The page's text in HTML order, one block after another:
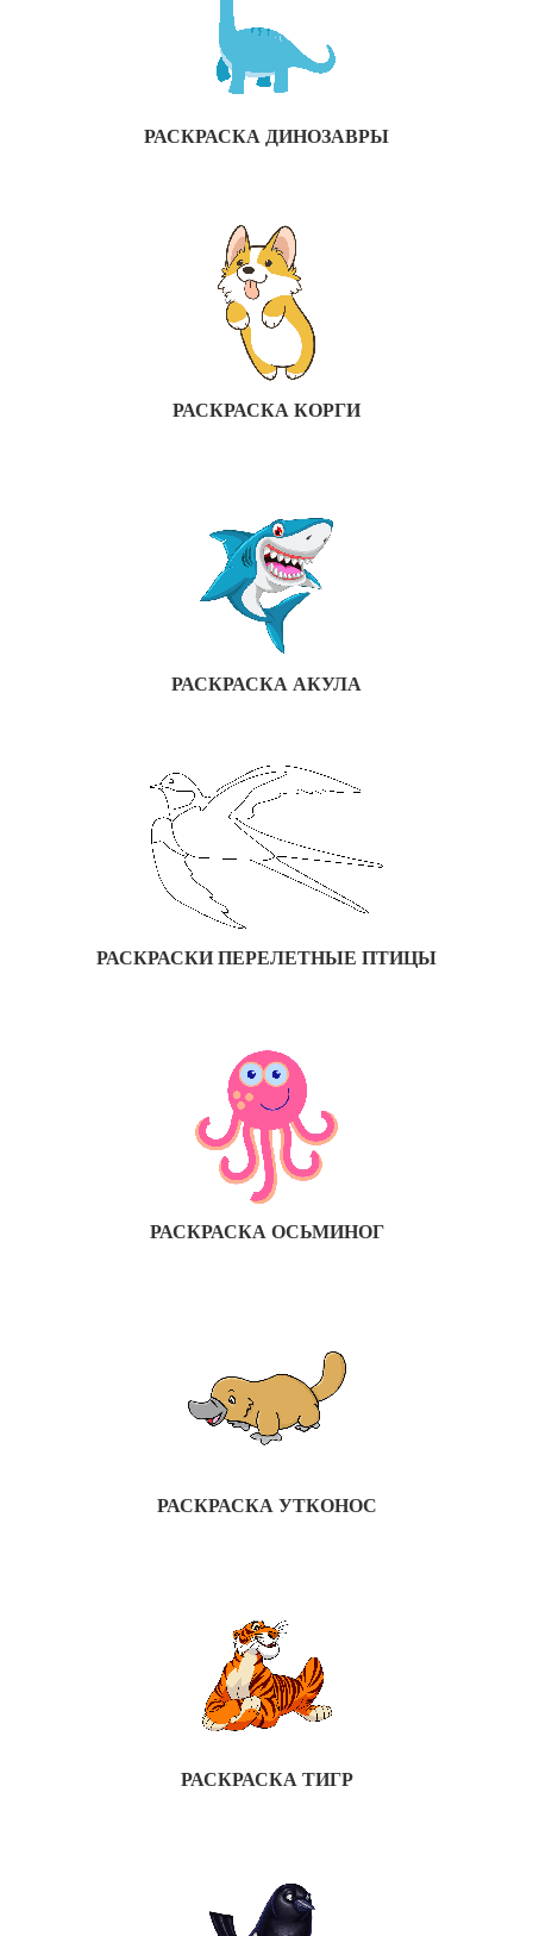
РАСКРАСКА ДИНОЗАВРЫ
РАСКРАСКА КОРГИ
РАСКРАСКА АКУЛА
РАСКРАСКИ ПЕРЕЛЕТНЫЕ ПТИЦЫ
РАСКРАСКА ОСЬМИНОГ
РАСКРАСКА УТКОНОС
РАСКРАСКА ТИГР